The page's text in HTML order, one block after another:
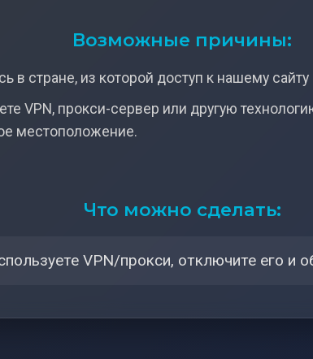
Возможные причины:
в стране, из которой доступ к нашему сайту
VPN, прокси-сервер или другую
местоположение.
Что можно сделать:
VPN/прокси, отключите его и